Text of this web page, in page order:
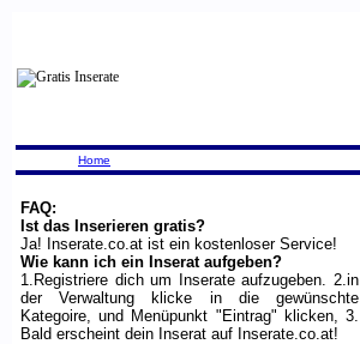
Home
FAQ:
Ist das Inserieren gratis?
Ja! Inserate.co.at ist ein kostenloser Service!
Wie kann ich ein Inserat aufgeben?
1.Registriere dich um Inserate aufzugeben. 2.in
der Verwaltung klicke in die gewünschte
Kategoire, und Menüpunkt "Eintrag" klicken, 3.
Bald erscheint dein Inserat auf Inserate.co.at!